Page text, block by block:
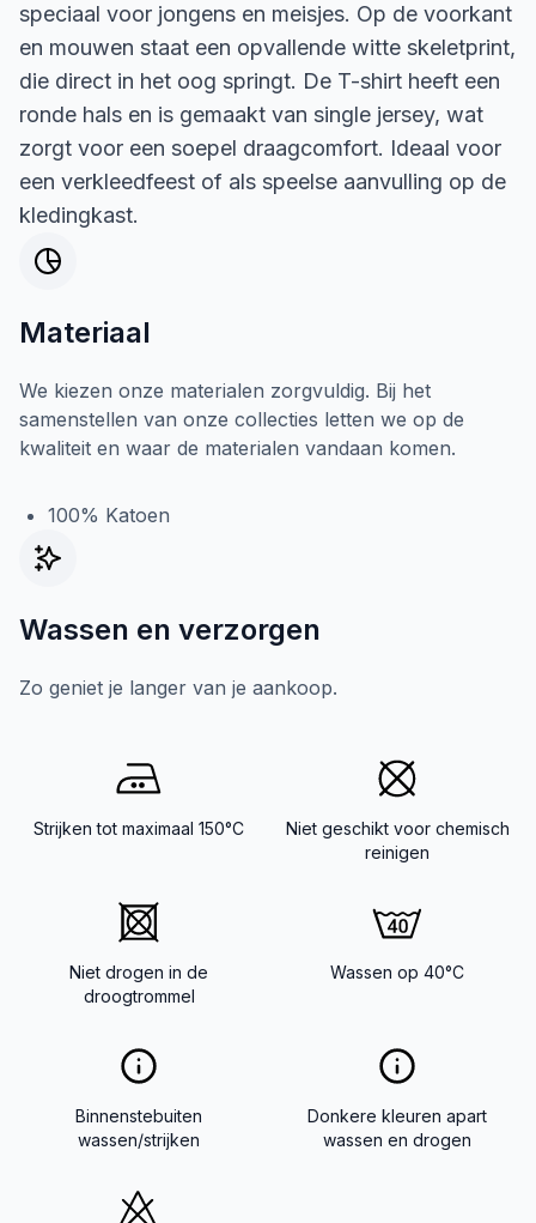
speciaal voor jongens en meisjes. Op de voorkant
en mouwen staat een opvallende witte skeletprint,
die direct in het oog springt. De T-shirt heeft een
ronde hals en is gemaakt van single jersey, wat
zorgt voor een soepel draagcomfort. Ideaal voor
een verkleedfeest of als speelse aanvulling op de
kledingkast.
Materiaal
We kiezen onze materialen zorgvuldig. Bij het
samenstellen van onze collecties letten we op de
kwaliteit en waar de materialen vandaan komen.
100% Katoen
Wassen en verzorgen
Zo geniet je langer van je aankoop.
Strijken tot maximaal 150°C
Niet geschikt voor chemisch
reinigen
Niet drogen in de
droogtrommel
Wassen op 40°C
Binnenstebuiten
wassen/strijken
Donkere kleuren apart
wassen en drogen